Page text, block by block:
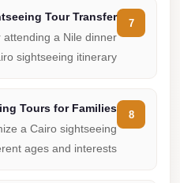
Tour Transfer
attending a Nile dinner
sightseeing itinerary
Tours for Families
a Cairo sightseeing
ages and interests